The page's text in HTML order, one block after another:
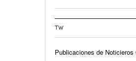
TW
Publicaciones de Noticieros